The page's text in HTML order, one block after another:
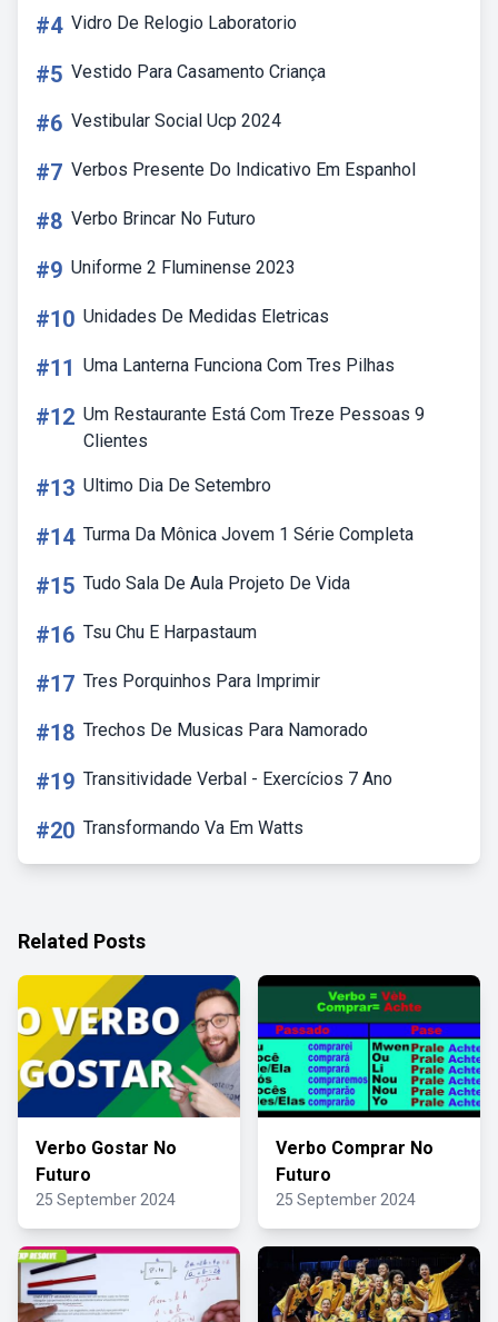
#4 Vidro De Relogio Laboratorio
#5 Vestido Para Casamento Criança
#6 Vestibular Social Ucp 2024
#7 Verbos Presente Do Indicativo Em Espanhol
#8 Verbo Brincar No Futuro
#9 Uniforme 2 Fluminense 2023
#10 Unidades De Medidas Eletricas
#11 Uma Lanterna Funciona Com Tres Pilhas
#12 Um Restaurante Está Com Treze Pessoas 9
Clientes
#13 Ultimo Dia De Setembro
#14 Turma Da Mônica Jovem 1 Série Completa
#15 Tudo Sala De Aula Projeto De Vida
#16 Tsu Chu E Harpastaum
#17 Tres Porquinhos Para Imprimir
#18 Trechos De Musicas Para Namorado
#19 Transitividade Verbal - Exercícios 7 Ano
#20 Transformando Va Em Watts
Related Posts
Verbo Gostar No
Futuro
25 September 2024
Verbo Comprar No
Futuro
25 September 2024